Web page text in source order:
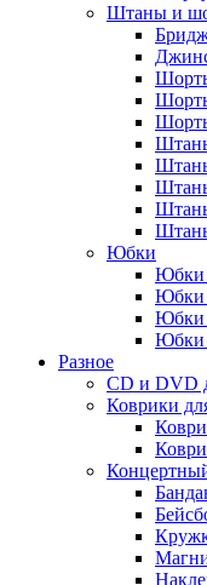
Штаны и
Юбки
Юбки
Юбки
Юбки
Юбки
Разное
CD и DVD
Коврики